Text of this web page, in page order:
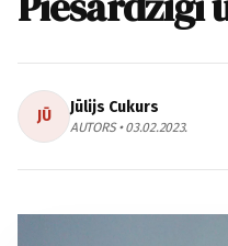
JŪ Jūlijs Cukurs
AUTORS • 03.02.2023.